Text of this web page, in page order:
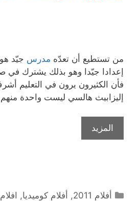
من تستطيع أن تعدّه مدرس جيّد
إعدادا جيّدا وهو بذلك يشترك في
فأن الكثيرون يرون في التعليم
إليزابيث هالسي ليست واحدة
المزيد
التصنيفات
أفلام 2011 , أفلام كوميديا,